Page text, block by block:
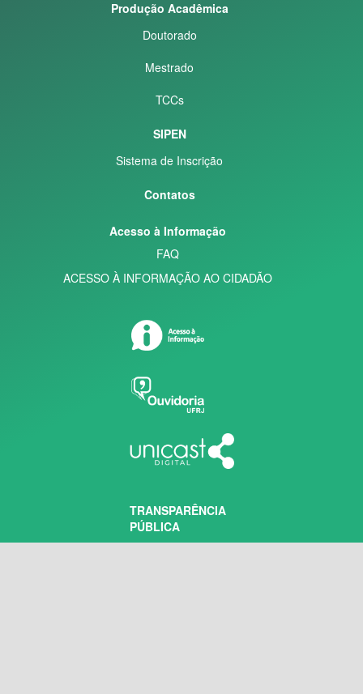
Produção Acadêmica
Doutorado
Mestrado
TCCs
SIPEN
Sistema de Inscrição
Contatos
Acesso à Informação
FAQ
ACESSO À INFORMAÇÃO AO CIDADÃO
TRANSPARÊNCIA
PÚBLICA